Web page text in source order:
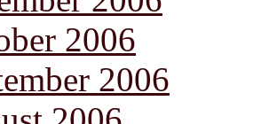
2006
2006